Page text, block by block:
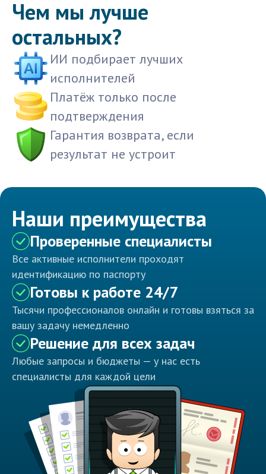
Чем мы лучше
остальных?
ИИ подбирает лучших
исполнителей
Платёж только после
подтверждения
Гарантия возврата, если
результат не устроит
Наши преимущества
Проверенные специалисты
Все активные исполнители проходят
идентификацию по паспорту
Готовы к работе 24/7
Тысячи профессионалов онлайн и готовы взяться за
вашу задачу немедленно
Решение для всех задач
Любые запросы и бюджеты — у нас есть
специалисты для каждой цели